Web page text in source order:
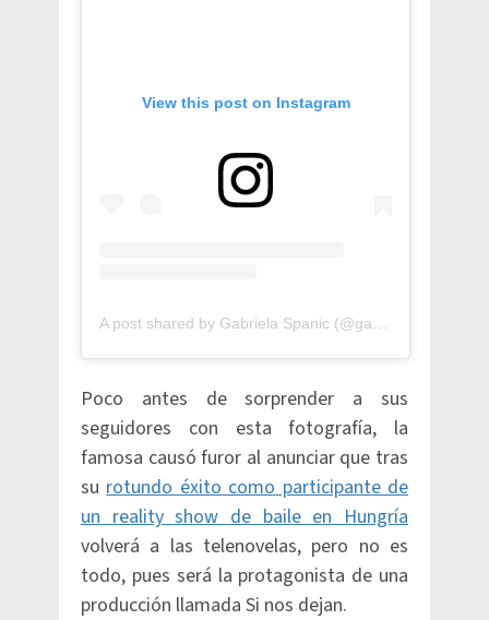
View this post on Instagram
Poco antes de sorprender a sus
seguidores con esta fotografía, la
famosa causó furor al anunciar que tras
su rotundo éxito como participante de
un reality show de baile en Hungría
volverá a las telenovelas, pero no es
todo, pues será la protagonista de una
producción llamada Si nos dejan.